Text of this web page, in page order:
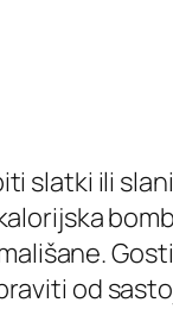
slatki ili
od